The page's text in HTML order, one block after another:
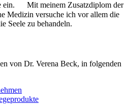
ein. Mit meinem Zusatzdiplom der
Medizin versuche ich vor allem die
Seele zu behandeln.
von Dr. Verena Beck, in folgenden